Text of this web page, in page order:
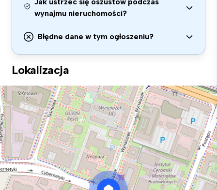
wynajmu nieruchomości?
Błędne dane w tym ogłoszeniu?
Lokalizacja